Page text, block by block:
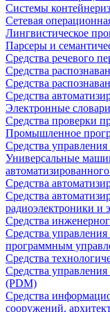
Системы
Сетевая
Лингвистическое
Парсеры и
Средства речевого
Средства
Средства
Средства
Электронные словари
Средства проверки
Промышленное
Средства
Универсальные
Средства
Средства
радиоэлектроники и
Средства
Средства
программным
Средства
Средства
(PDM)
Средства
сооружений,